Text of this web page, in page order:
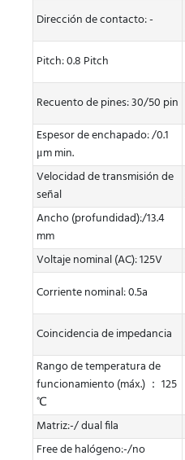
Dirección de contacto: -
Pitch: 0.8 Pitch
Recuento de pines: 30/50 pin
Espesor de enchapado: /0.1
μm min.
Velocidad de transmisión de
señal
Ancho (profundidad):/13.4
mm
Voltaje nominal (AC): 125V
Corriente nominal: 0.5a
Coincidencia de impedancia
Rango de temperatura de
funcionamiento (máx.) ： 125
℃
Matriz:-/ dual fila
Free de halógeno:-/no